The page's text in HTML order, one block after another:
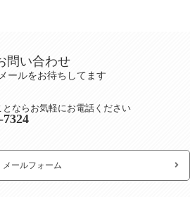
問い合わせ
ールをお待ちしてます
とならお気軽にお電話ください
7324
メールフォーム